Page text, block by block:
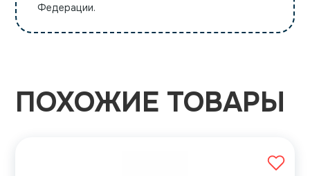
Федерации.
ПОХОЖИЕ ТОВАРЫ